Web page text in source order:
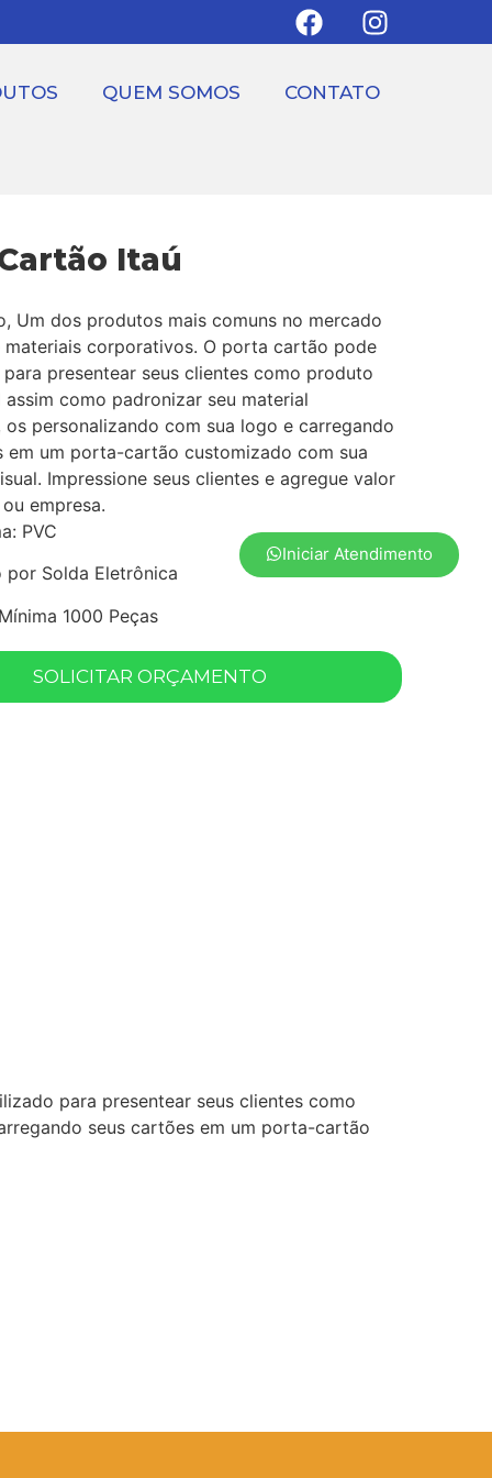
QUEM SOMOS CONTATO
Itaú
SOLICITAR ORÇAMENTO
Um dos produtos mais comuns no mercado
materiais corporativos. O porta cartão pode
presentear seus clientes como produto
como padronizar seu material
os personalizando com sua logo e carregando
em um porta-cartão customizado com sua
Impressione seus clientes e agregue valor
empresa.
PVC
por Solda Eletrônica
1000 Peças
para presentear seus clientes como
seus cartões em um porta-cartão
Iniciar Atendimento